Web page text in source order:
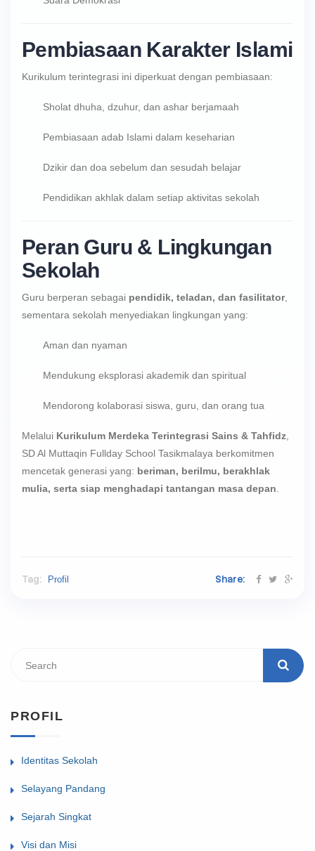
Pembiasaan Karakter Islami
Kurikulum terintegrasi ini diperkuat dengan pembiasaan:
Sholat dhuha, dzuhur, dan ashar berjamaah
Pembiasaan adab Islami dalam keseharian
Dzikir dan doa sebelum dan sesudah belajar
Pendidikan akhlak dalam setiap aktivitas sekolah
Peran Guru & Lingkungan
Sekolah
Guru berperan sebagai pendidik, teladan, dan fasilitator,
sementara sekolah menyediakan lingkungan yang:
Aman dan nyaman
Mendukung eksplorasi akademik dan spiritual
Mendorong kolaborasi siswa, guru, dan orang tua
Melalui Kurikulum Merdeka Terintegrasi Sains & Tahfidz,
SD Al Muttaqin Fullday School Tasikmalaya berkomitmen
mencetak generasi yang: beriman, berilmu, berakhlak
mulia, serta siap menghadapi tantangan masa depan.
Tag: Profil Share:
PROFIL
Identitas Sekolah
Selayang Pandang
Sejarah Singkat
Visi dan Misi